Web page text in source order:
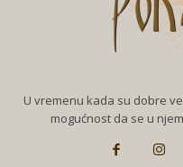
U vremenu kada su dobre
mogućnost da se u